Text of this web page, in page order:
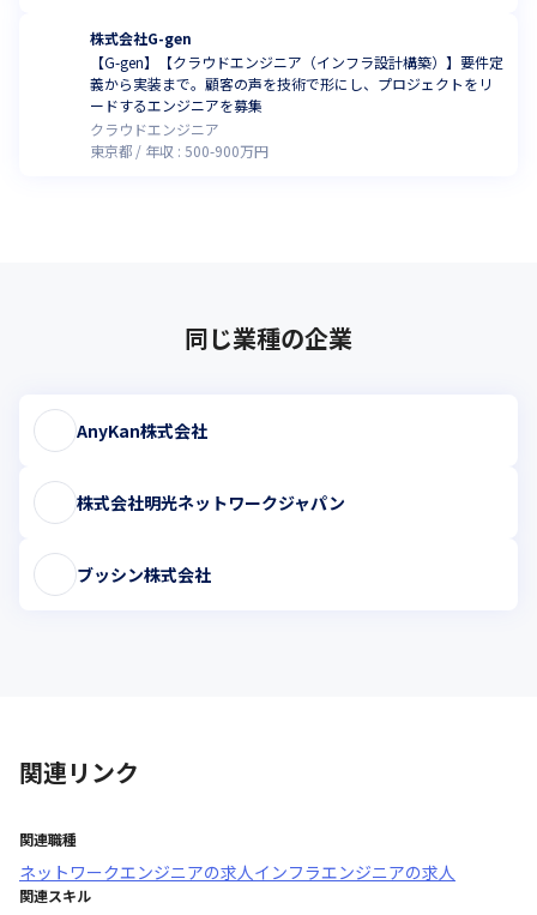
株式会社G-gen
【G-gen】【クラウドエンジニア（インフラ設計構築）】要件定
義から実装まで。顧客の声を技術で形にし、プロジェクトをリ
ードするエンジニアを募集
クラウドエンジニア
東京都
年収 : 500-900万円
同じ業種の企業
AnyKan株式会社
株式会社明光ネットワークジャパン
ブッシン株式会社
関連リンク
関連職種
ネットワークエンジニアの求人インフラエンジニアの求人
関連スキル